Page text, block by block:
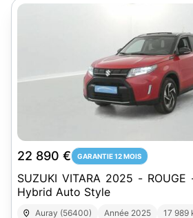
22 890 € GARANTIE 12 MOIS
SUZUKI VITARA 2025 -
Hybrid Auto Style
Auray (56400) Année 2025 17 989